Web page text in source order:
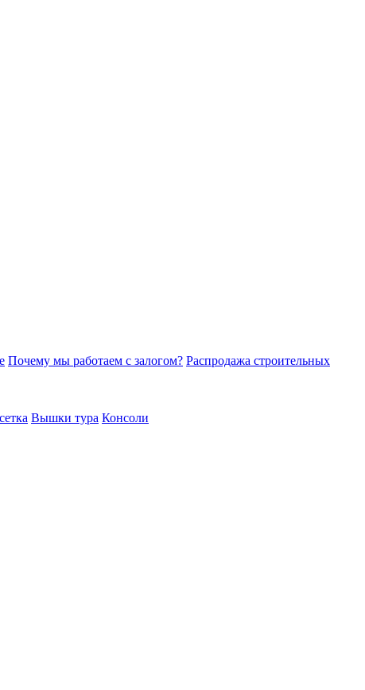
Почему мы работаем с залогом? Распродажа строительных
Вышки тура Консоли